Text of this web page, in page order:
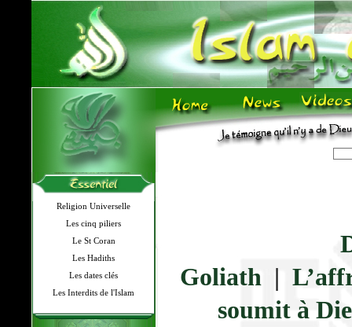
Religion Universelle
Les cinq piliers
Le St Coran
Les Hadiths
Les dates clés
Les Interdits de l'Islam
Goliath |
soumit à